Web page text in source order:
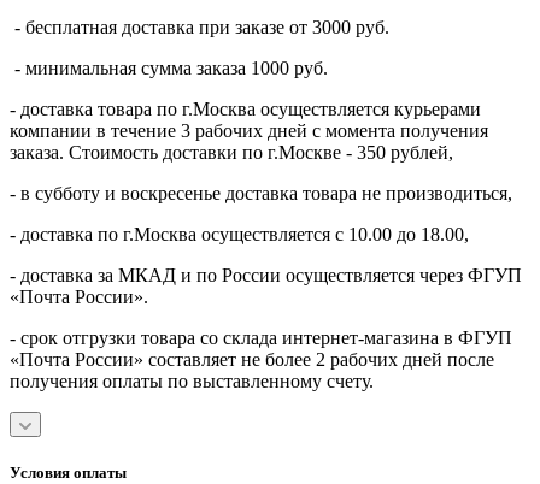
- бесплатная доставка при заказе от 3000 руб.
- минимальная сумма заказа 1000 руб.
- доставка товара по г.Москва осуществляется курьерами
компании в течение 3 рабочих дней с момента получения
заказа. Стоимость доставки по г.Москве - 350 рублей,
- в субботу и воскресенье доставка товара не производиться,
- доставка по г.Москва осуществляется с 10.00 до 18.00,
- доставка за МКАД и по России осуществляется через ФГУП
«Почта России».
- срок отгрузки товара со склада интернет-магазина в ФГУП
«Почта России» составляет не более 2 рабочих дней после
получения оплаты по выставленному счету.
Условия оплаты